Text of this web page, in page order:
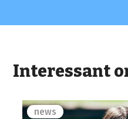
Interessant
news